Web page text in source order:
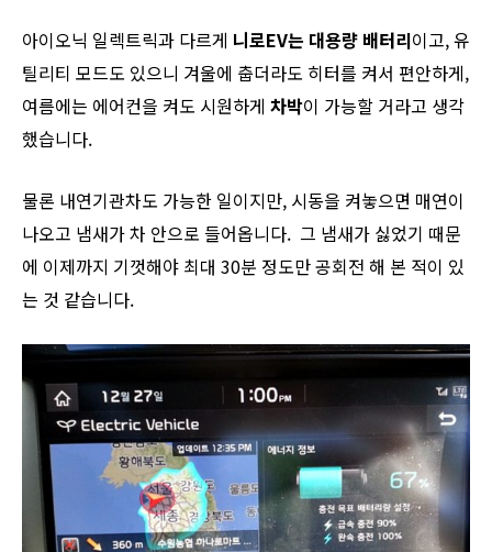
아이오닉 일렉트릭과 다르게 니로EV는 대용량 배터리이고, 유
틸리티 모드도 있으니 겨울에 춥더라도 히터를 켜서 편안하게,
여름에는 에어컨을 켜도 시원하게 차박이 가능할 거라고 생각
했습니다.
물론 내연기관차도 가능한 일이지만, 시동을 켜놓으면 매연이
나오고 냄새가 차 안으로 들어옵니다. 그 냄새가 싫었기 때문
에 이제까지 기껏해야 최대 30분 정도만 공회전 해 본 적이 있
는 것 같습니다.